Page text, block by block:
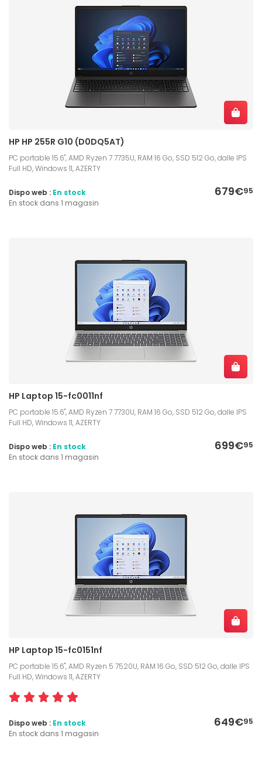
HP HP 255R G10 (D0DQ5AT)
PC portable 15.6", AMD Ryzen 7 7735U, RAM 16 Go, SSD 512 Go, dalle IPS
Full HD, Windows 11, AZERTY
679€95
Dispo web : En stock
En stock dans 1 magasin
HP Laptop 15-fc0011nf
PC portable 15.6", AMD Ryzen 7 7730U, RAM 16 Go, SSD 512 Go, dalle IPS
Full HD, Windows 11, AZERTY
699€95
Dispo web : En stock
En stock dans 1 magasin
HP Laptop 15-fc0151nf
PC portable 15.6", AMD Ryzen 5 7520U, RAM 16 Go, SSD 512 Go, dalle IPS
Full HD, Windows 11, AZERTY
649€95
Dispo web : En stock
En stock dans 1 magasin